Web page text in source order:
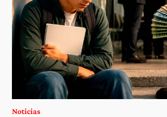
Noticias